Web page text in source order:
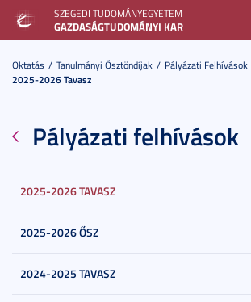
SZEGEDI TUDOMÁNYEGYETEM
GAZDASÁGTUDOMÁNYI KAR
Oktatás Tanulmányi Ösztöndíjak
Pályázati Felhívások
2025-2026 Tavasz
Pályázati felhívások
2025-2026 TAVASZ
2025-2026 ŐSZ
2024-2025 TAVASZ